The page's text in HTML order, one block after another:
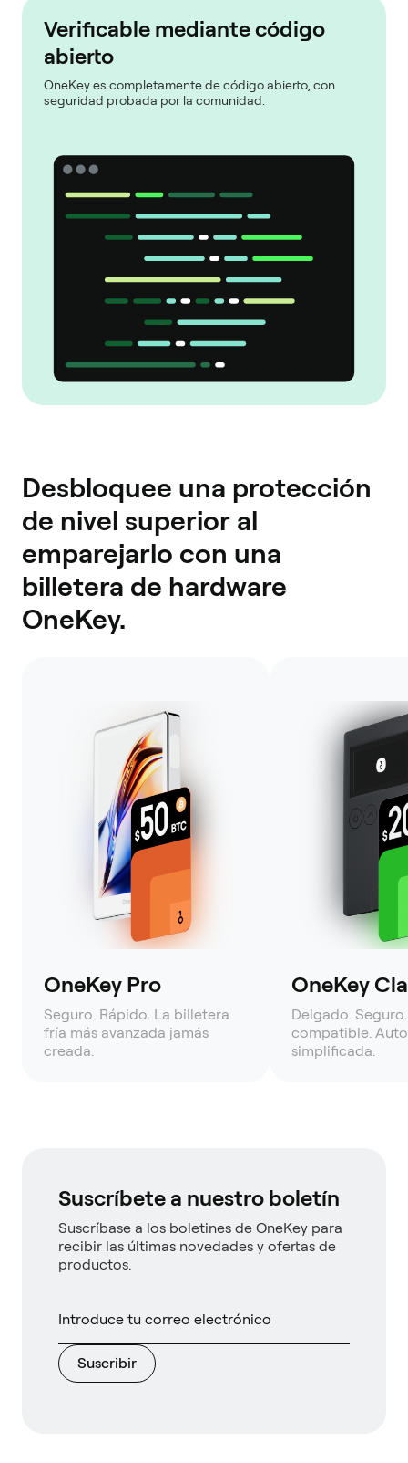
Verificable mediante código
abierto
OneKey es completamente de código abierto, con
seguridad probada por la comunidad.
Desbloquee una protección
de nivel superior al
emparejarlo con una
billetera de hardware
OneKey.
OneKey Pro
Seguro. Rápido. La billetera
fría más avanzada jamás
creada.
OneKey
Delgado.
compatible.
simplificada.
Suscríbete a nuestro boletín
Suscríbase a los boletines de OneKey para
recibir las últimas novedades y ofertas de
productos.
Suscribir